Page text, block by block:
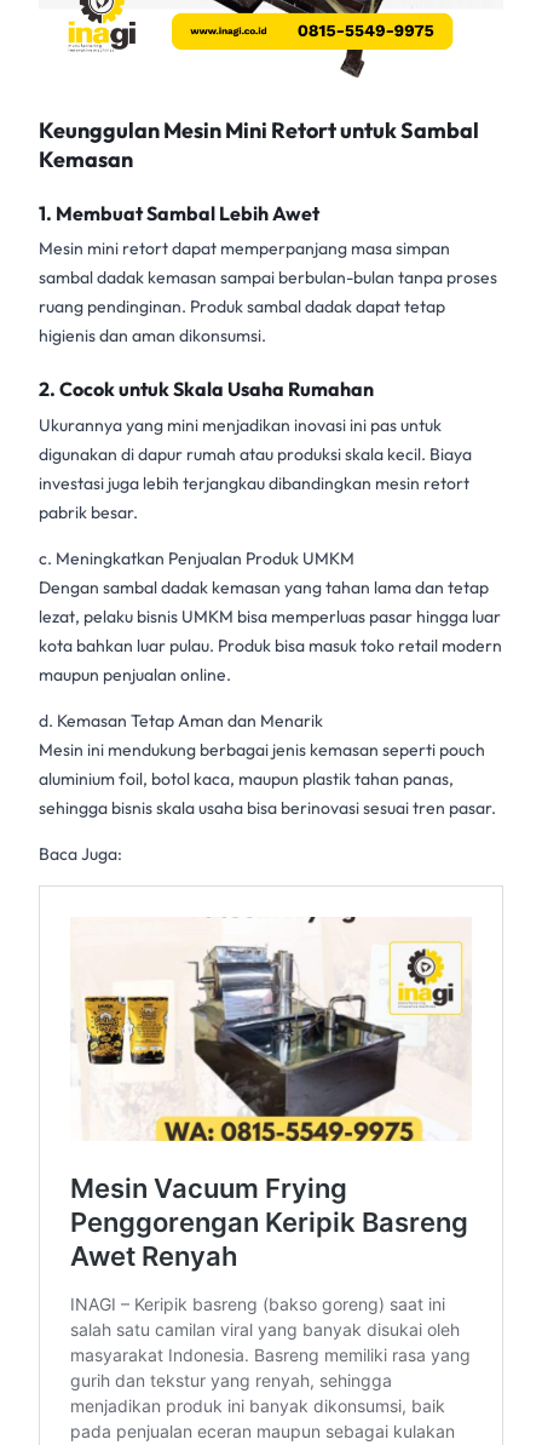
Keunggulan Mesin Mini Retort untuk Sambal
Kemasan
1. Membuat Sambal Lebih Awet
Mesin mini retortdapat memperpanjang masa simpan
sambal dadak kemasan sampai berbulan-bulan tanpa proses
ruang pendinginan. Produk sambal dadak dapat tetap
higienis dan aman dikonsumsi.
2. Cocok untuk Skala Usaha Rumahan
Ukurannya yang mini menjadikan inovasi ini pas untuk
digunakan di dapur rumah atau produksi skala kecil. Biaya
investasi juga lebih terjangkau dibandingkan mesin retort
pabrik besar.
c. Meningkatkan Penjualan Produk UMKM
Dengan sambal dadak kemasan yang tahan lama dan tetap
lezat, pelaku bisnis UMKM bisa memperluas pasar hingga luar
kota bahkan luar pulau. Produk bisa masuk toko retail modern
maupun penjualan online.
d. Kemasan Tetap Aman dan Menarik
Mesin ini mendukung berbagai jenis kemasan seperti pouch
aluminium foil, botol kaca, maupun plastik tahan panas,
sehingga bisnis skala usaha bisa berinovasi sesuai tren pasar.
Baca Juga: